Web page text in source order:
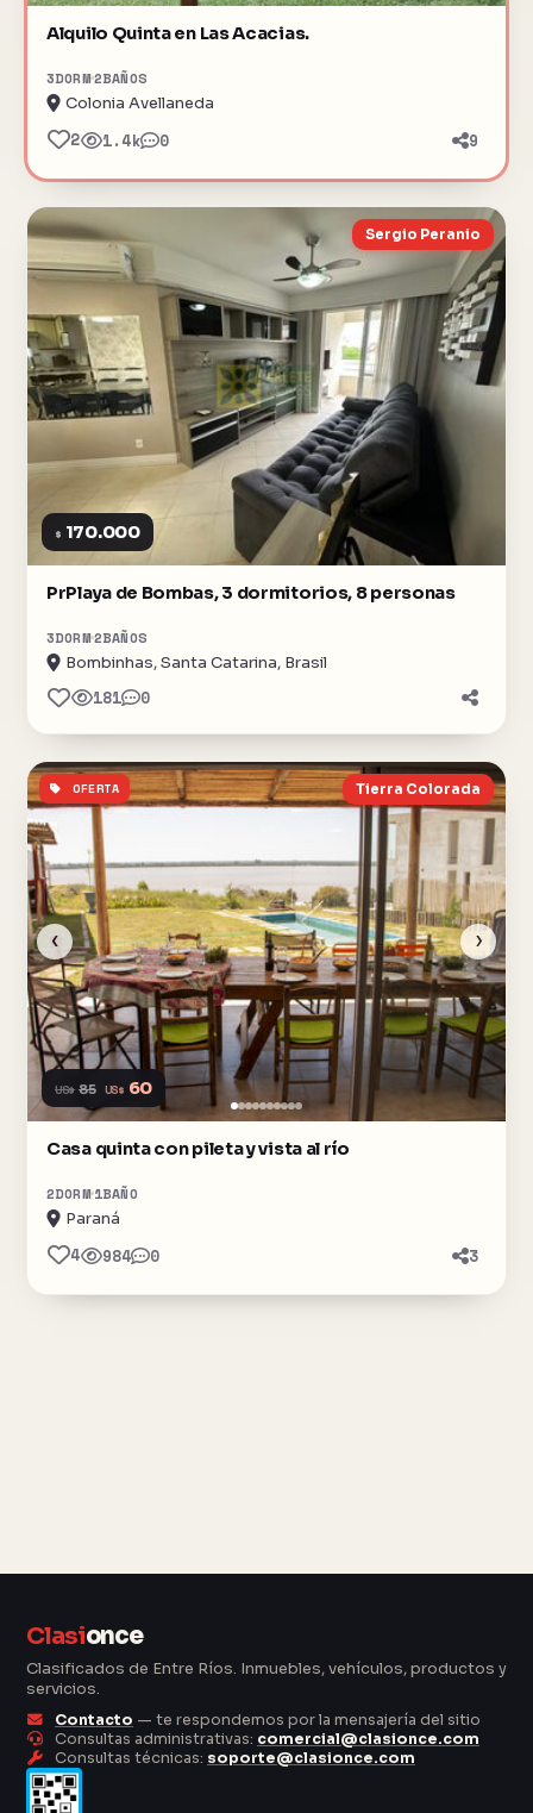
Alquilo Quinta en Las Acacias.
3DORM2BAÑOS
Colonia Avellaneda
2 1.4k 0 9
Sergio Peranio
$ 170.000
PrPlaya de Bombas, 3 dormitorios, 8 personas
3DORM2BAÑOS
Bombinhas, Santa Catarina, Brasil
181 0
‹ ›
Tierra Colorada
OFERTA
US$ 85 US$ 60
Casa quinta con pileta y vista al río
2DORM 1BAÑO
Paraná
4 984 0 3
Clasionce
Clasificados de Entre Ríos. Inmuebles, vehículos, productos y
servicios.
Contacto — te respondemos por la mensajería del sitio
Consultas administrativas: comercial@clasionce.com
Consultas técnicas: soporte@clasionce.com